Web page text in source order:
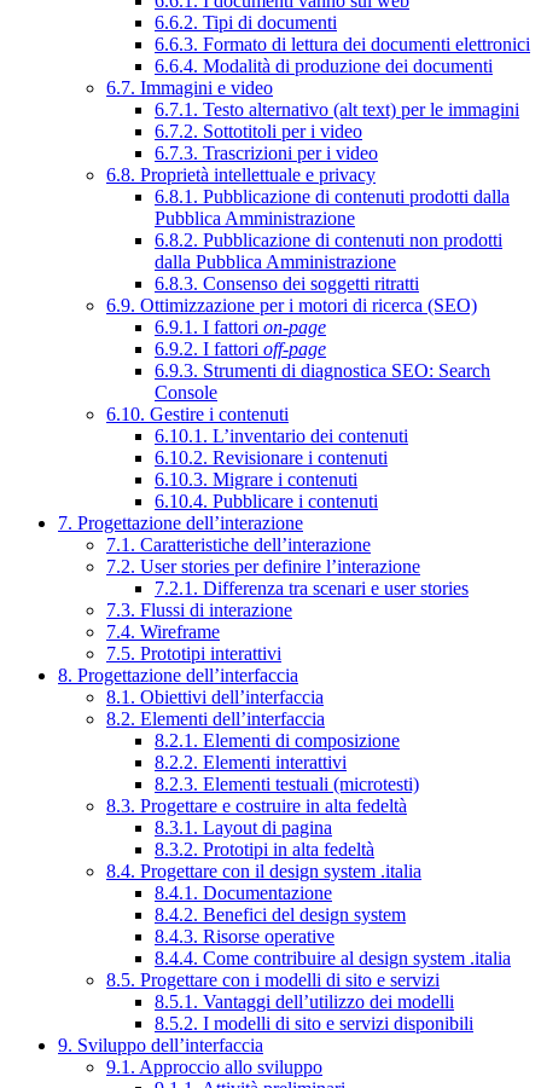
6.6.2. Tipi di documenti
6.6.3. Formato di lettura dei documenti elettronici
6.6.4. Modalità di produzione dei documenti
6.7. Immagini e video
6.7.1. Testo alternativo (alt text) per le immagini
6.7.2. Sottotitoli per i video
6.7.3. Trascrizioni per i video
6.8. Proprietà intellettuale e privacy
6.8.1. Pubblicazione di contenuti prodotti dalla
Pubblica Amministrazione
6.8.2. Pubblicazione di contenuti non prodotti
dalla Pubblica Amministrazione
6.8.3. Consenso dei soggetti ritratti
6.9. Ottimizzazione per i motori di ricerca (SEO)
6.9.1. I fattori on-page
6.9.2. I fattori off-page
6.9.3. Strumenti di diagnostica SEO: Search
Console
6.10. Gestire i contenuti
6.10.1. L’inventario dei contenuti
6.10.2. Revisionare i contenuti
6.10.3. Migrare i contenuti
6.10.4. Pubblicare i contenuti
7. Progettazione dell’interazione
7.1. Caratteristiche dell’interazione
7.2. User stories per definire l’interazione
7.2.1. Differenza tra scenari e user stories
7.3. Flussi di interazione
7.4. Wireframe
7.5. Prototipi interattivi
8. Progettazione dell’interfaccia
8.1. Obiettivi dell’interfaccia
8.2. Elementi dell’interfaccia
8.2.1. Elementi di composizione
8.2.2. Elementi interattivi
8.2.3. Elementi testuali (microtesti)
8.3. Progettare e costruire in alta fedeltà
8.3.1. Layout di pagina
8.3.2. Prototipi in alta fedeltà
8.4. Progettare con il design system .italia
8.4.1. Documentazione
8.4.2. Benefici del design system
8.4.3. Risorse operative
8.4.4. Come contribuire al design system .italia
8.5. Progettare con i modelli di sito e servizi
8.5.1. Vantaggi dell’utilizzo dei modelli
8.5.2. I modelli di sito e servizi disponibili
9. Sviluppo dell’interfaccia
9.1. Approccio allo sviluppo